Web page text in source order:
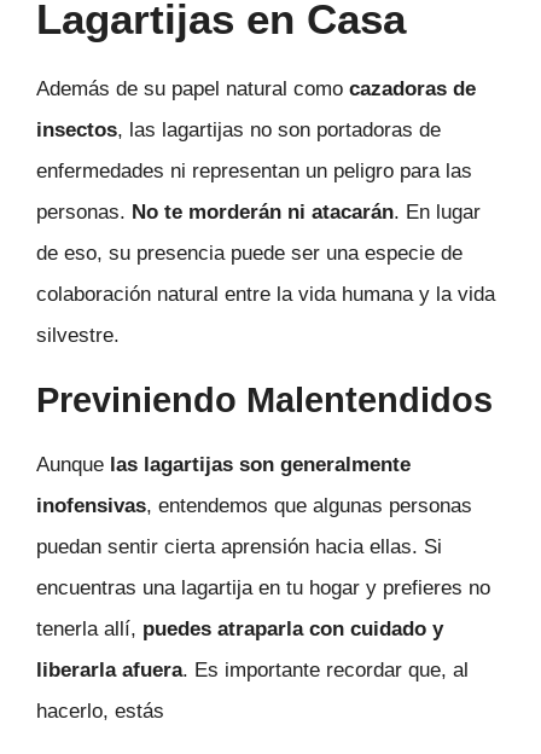
Lagartijas en Casa
Además de su papel natural como cazadoras de
insectos, las lagartijas no son portadoras de
enfermedades ni representan un peligro para las
personas. No te morderán ni atacarán. En lugar
de eso, su presencia puede ser una especie de
colaboración natural entre la vida humana y la vida
silvestre.
Previniendo Malentendidos
Aunque las lagartijas son generalmente
inofensivas, entendemos que algunas personas
puedan sentir cierta aprensión hacia ellas. Si
encuentras una lagartija en tu hogar y prefieres no
tenerla allí, puedes atraparla con cuidado y
liberarla afuera. Es importante recordar que, al
hacerlo, estás